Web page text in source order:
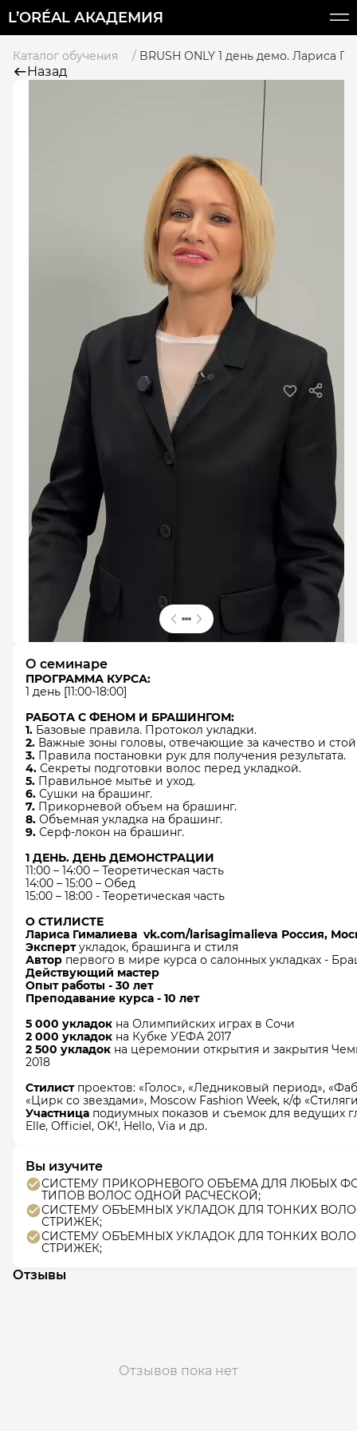
L’ORÉAL АКАДЕМИЯ
Каталог обучения BRUSH ONLY 1 день демо. Лариса
Назад
L'Oréal Pro Эксперт
В студиях
BRUSH ONLY 1 день демо. Лариса
Гималиева
авторский семинар по системе быстрых
салонных укладок
7 часов
Сертификат
25 000 ₽
Оставить заявку
О семинаре
ПРОГРАММА КУРСА:
1 день [11:00-18:00]
РАБОТА С ФЕНОМ И БРАШИНГОМ:
1. Базовые правила. Протокол укладки.
2. Важные зоны головы, отвечающие за качество и
3. Правила постановки рук для получения результата.
4. Секреты подготовки волос перед укладкой.
5. Правильное мытье и уход.
6. Сушки на брашинг.
7. Прикорневой объем на брашинг.
8. Объемная укладка на брашинг.
9. Серф-локон на брашинг.
1 ДЕНЬ. ДЕНЬ ДЕМОНСТРАЦИИ
11:00 – 14:00 – Теоретическая часть
14:00 – 15:00 – Обед
15:00 – 18:00 - Теоретическая часть
О СТИЛИСТЕ
Лариса​ Гималиева​ vk.com/larisagimalieva Россия,
Экспертукладок, брашинга и стиля
Автор первого в мире курса о салонных укладках -
Действующий мастер​
Опыт работы - 30 лет​
Преподавание курса - 10 лет​
5 000 укладок на Олимпийских играх в Сочи​
2 000 укладок на Кубке УЕФА 2017​
2 500 укладок на церемонии открытия и закрытия
2018​
Стилистпроектов: «Голос», «Ледниковый период»,
«Цирк со звездами», Moscow Fashion Week, к/ф
Участница подиумных показов и съемок​ для ведущих
Elle, Officiel, OK!, Hello, Via и др.​
Вы изучите
СИСТЕМУ ПРИКОРНЕВОГО ОБЪЕМА ДЛЯ ЛЮБЫХ
ТИПОВ ВОЛОС ОДНОЙ РАСЧЕСКОЙ;
СИСТЕМУ ОБЪЕМНЫХ УКЛАДОК ДЛЯ ТОНКИХ
СТРИЖЕК;
СИСТЕМУ ОБЪЕМНЫХ УКЛАДОК ДЛЯ ТОНКИХ
СТРИЖЕК;
Отзывы
Отзывов пока нет